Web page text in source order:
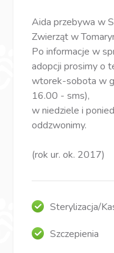
Aida przebywa w
Zwierząt w
Po informacje w
adopcji prosimy o
wtorek-sobota w
16.00 - sms),
w niedziele i
oddzwonimy.
(rok ur. ok. 2017)
Sterylizacja/
Szczepienia